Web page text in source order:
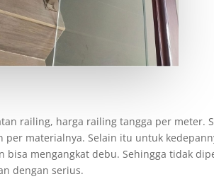
railing, harga railing tangga per meter.
materialnya. Selain itu untuk
mengangkat debu. Sehingga tidak
dengan serius.